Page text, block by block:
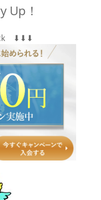
Up！
⬇︎⬇︎⬇︎